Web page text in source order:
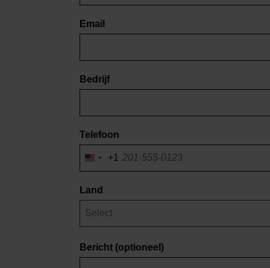
Email
Bedrijf
Telefoon
Verenigde
Staten
van
Amerika
+1
+1
Land
Bericht (optioneel)